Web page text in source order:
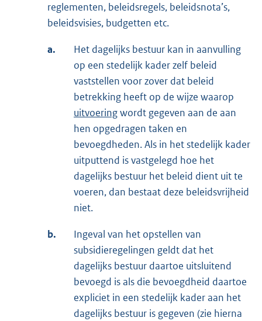
reglementen, beleidsregels, beleidsnota’s,
beleidsvisies, budgetten etc.
a.
Het dagelijks bestuur kan in aanvulling
op een stedelijk kader zelf beleid
vaststellen voor zover dat beleid
betrekking heeft op de wijze waarop
uitvoeringwordt gegeven aan de aan
hen opgedragen taken en
bevoegdheden. Als in het stedelijk kader
uitputtend is vastgelegd hoe het
dagelijks bestuur het beleid dient uit te
voeren, dan bestaat deze beleidsvrijheid
niet.
b.
Ingeval van het opstellen van
subsidieregelingen geldt dat het
dagelijks bestuur daartoe uitsluitend
bevoegd is als die bevoegdheid daartoe
expliciet in een stedelijk kader aan het
dagelijks bestuur is gegeven (zie hierna